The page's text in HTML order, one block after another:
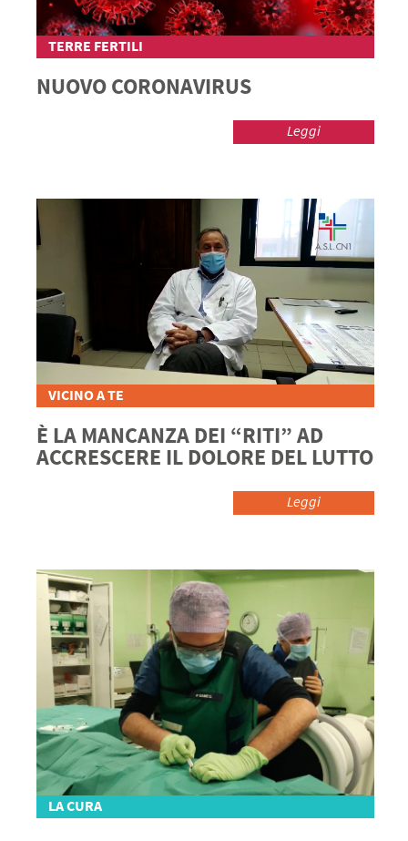
TERRE FERTILI
NUOVO CORONAVIRUS
Leggi
VICINO A TE
È LA MANCANZA DEI “RITI” AD
ACCRESCERE IL DOLORE DEL LUTTO
Leggi
LA CURA